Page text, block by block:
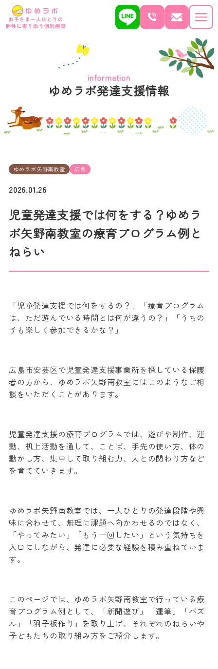
information
ゆめラボ発達支援情報
ゆめラボ矢野南教室 広島
2026.01.26
児童発達支援では何をする？ゆめラ
ボ矢野南教室の療育プログラム例と
ねらい
「児童発達支援では何をするの？」「療育プログラム
は、ただ遊んでいる時間とは何が違うの？」「うちの
子も楽しく参加できるかな？」
広島市安芸区で児童発達支援事業所を探している保護
者の方から、ゆめラボ矢野南教室にはこのようなご相
談をいただくことがあります。
児童発達支援の療育プログラムでは、遊びや制作、運
動、机上活動を通して、ことば、手先の使い方、体の
動かし方、集中して取り組む力、人との関わり方など
を育てていきます。
ゆめラボ矢野南教室では、一人ひとりの発達段階や興
味に合わせて、無理に課題へ向かわせるのではなく、
「やってみたい」「もう一回したい」という気持ちを
入口にしながら、発達に必要な経験を積み重ねていま
す。
このページでは、ゆめラボ矢野南教室で行っている療
育プログラム例として、「新聞遊び」「運筆」「パズ
ル」「羽子板作り」を取り上げ、それぞれのねらいや
子どもたちの取り組み方をご紹介します。